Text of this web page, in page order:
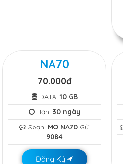
NA70
70.000đ
DATA: 10 GB
Hạn: 30 ngày
Soạn: MO NA70Gửi
9084
Đăng Ký